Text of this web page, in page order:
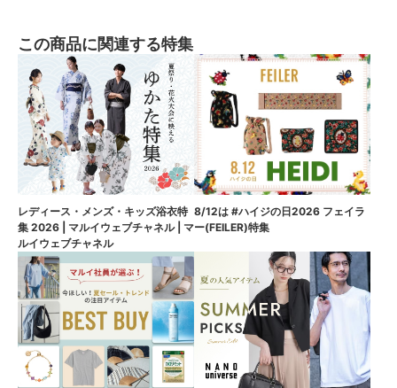
この商品に関連する特集
レディース・メンズ・キッズ浴衣特
集 2026 | マルイウェブチャネル | マ
ルイウェブチャネル
8/12は #ハイジの日2026 フェイラ
ー(FEILER)特集